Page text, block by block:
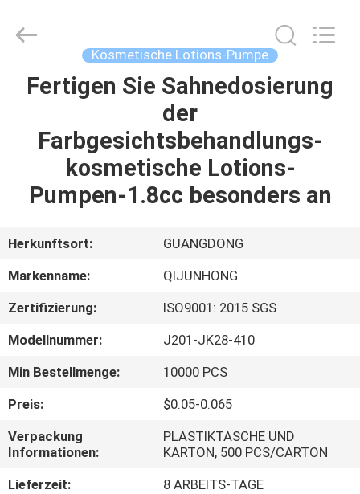
PRODUKTE
SHOW
UNS
WERKSBESICHTIGUNG
QUALITÄTSKONTROLLE
KONTAKT
PRODUCTS
MANUFACTORY
Reserved.
Kosmetische Lotions-Pumpe
Fertigen Sie Sahnedosierung
der
Farbgesichtsbehandlungs-
kosmetische Lotions-
Pumpen-1.8cc besonders an
Herkunftsort:
GUANGDONG
Markenname:
QIJUNHONG
Zertifizierung:
ISO9001: 2015 SGS
Modellnummer:
J201-JK28-410
Min Bestellmenge:
10000 PCS
Preis:
$0.05-0.065
Verpackung
Informationen:
PLASTIKTASCHE UND
KARTON, 500 PCS/CARTON
Lieferzeit:
8 ARBEITS-TAGE